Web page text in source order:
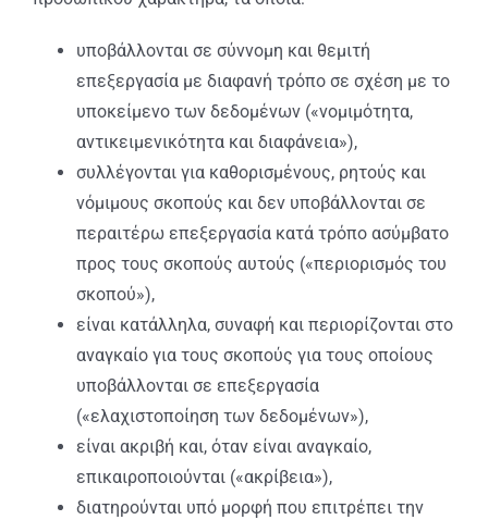
υποβάλλονται σε σύννομη και θεμιτή
επεξεργασία με διαφανή τρόπο σε σχέση με το
υποκείμενο των δεδομένων («νομιμότητα,
αντικειμενικότητα και διαφάνεια»),
συλλέγονται για καθορισμένους, ρητούς και
νόμιμους σκοπούς και δεν υποβάλλονται σε
περαιτέρω επεξεργασία κατά τρόπο ασύμβατο
προς τους σκοπούς αυτούς («περιορισμός του
σκοπού»),
είναι κατάλληλα, συναφή και περιορίζονται στο
αναγκαίο για τους σκοπούς για τους οποίους
υποβάλλονται σε επεξεργασία
(«ελαχιστοποίηση των δεδομένων»),
είναι ακριβή και, όταν είναι αναγκαίο,
επικαιροποιούνται («ακρίβεια»),
διατηρούνται υπό μορφή που επιτρέπει την